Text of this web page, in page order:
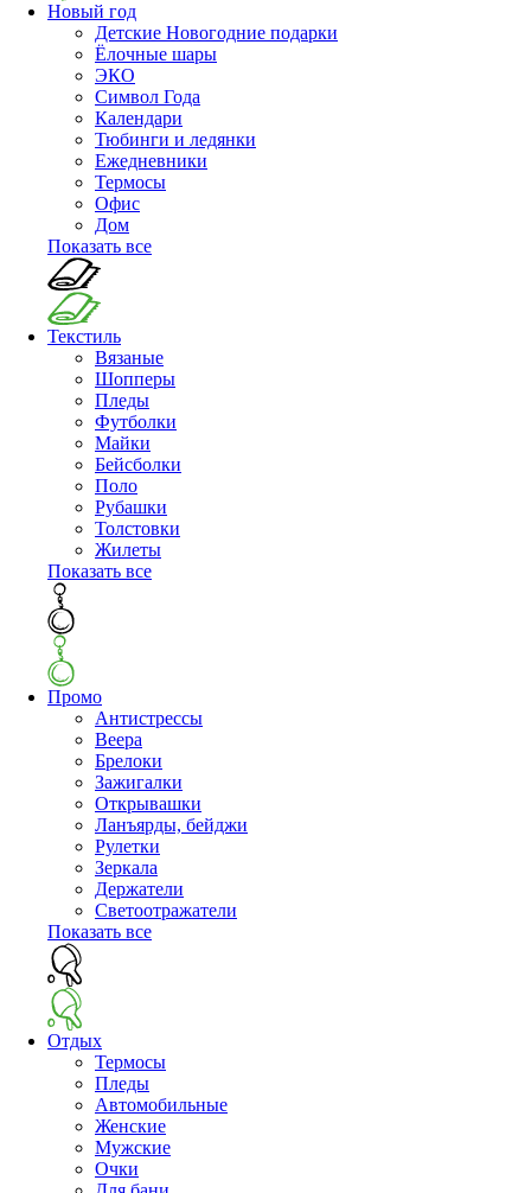
Новый год
Детские Новогодние подарки
Ёлочные шары
ЭКО
Символ Года
Календари
Тюбинги и ледянки
Ежедневники
Термосы
Офис
Дом
Показать все
Текстиль
Вязаные
Шопперы
Пледы
Футболки
Майки
Бейсболки
Поло
Рубашки
Толстовки
Жилеты
Показать все
Промо
Антистрессы
Веера
Брелоки
Зажигалки
Открывашки
Ланъярды, бейджи
Рулетки
Зеркала
Держатели
Светоотражатели
Показать все
Отдых
Термосы
Пледы
Автомобильные
Женские
Мужские
Очки